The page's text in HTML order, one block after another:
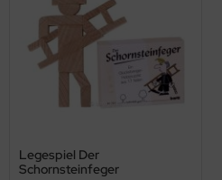
Legespiel Der
Schornsteinfeger